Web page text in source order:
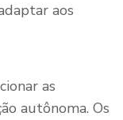
aos
as
autônoma. Os